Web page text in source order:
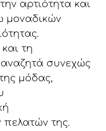
αρτιότητα και
μοναδικών
τη
αναζητά συνεχώς
μόδας,
πελατών της.